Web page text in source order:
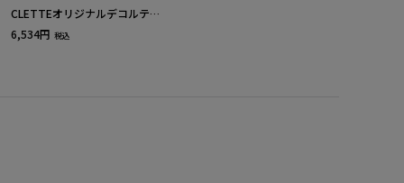
CLETTEオリジナルデコルテオ
ープンチェック柄ニット
6,534円 税込